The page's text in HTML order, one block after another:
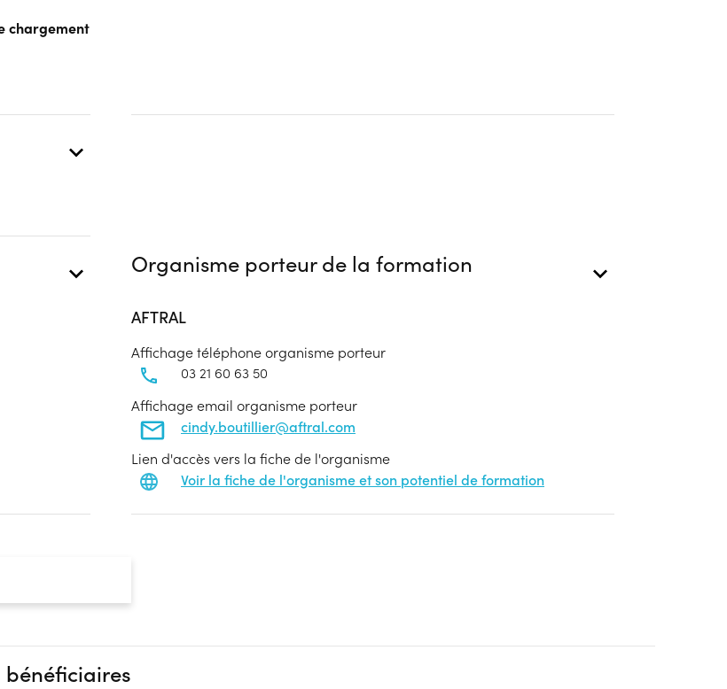
chargement
Organisme porteur de la formation
AFTRAL
Affichage téléphone organisme porteur
03 21 60 63 50
Affichage email organisme porteur
cindy.boutillier@aftral.com
Lien d'accès vers la fiche de l'organisme
Voir la fiche de l'organisme et son potentiel de formation